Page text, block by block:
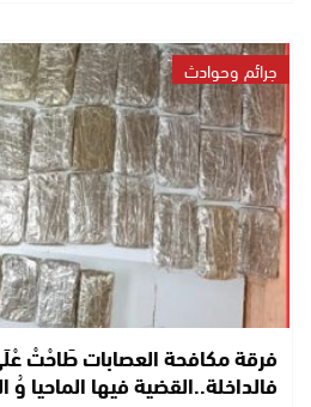
جرائم وحوادث
فالداخلة..القضية فيها الماحيا